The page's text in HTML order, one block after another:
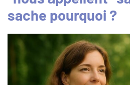
sache pourquoi ?